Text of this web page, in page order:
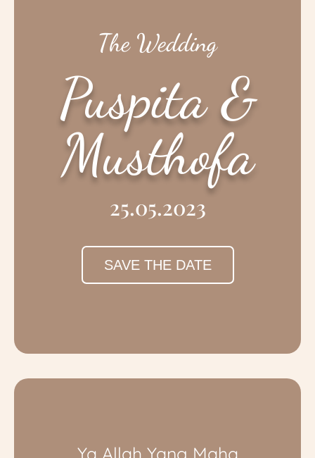
The Wedding
Puspita &
Musthofa
25.05.2023
SAVE THE DATE
Ya Allah Yang Maha